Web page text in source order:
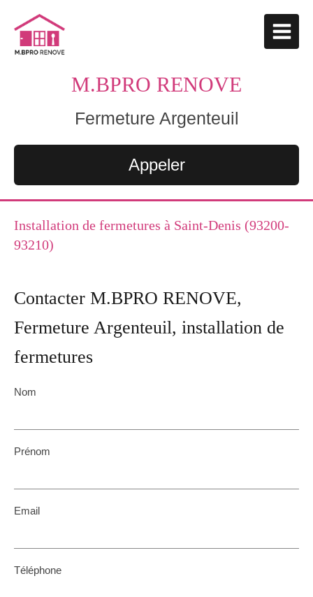
M.BPRO RENOVE
Fermeture Argenteuil
Appeler
Installation de fermetures à Saint-Denis (93200-
93210)
Contacter M.BPRO RENOVE,
Fermeture Argenteuil, installation de
fermetures
Nom
Prénom
Email
Téléphone